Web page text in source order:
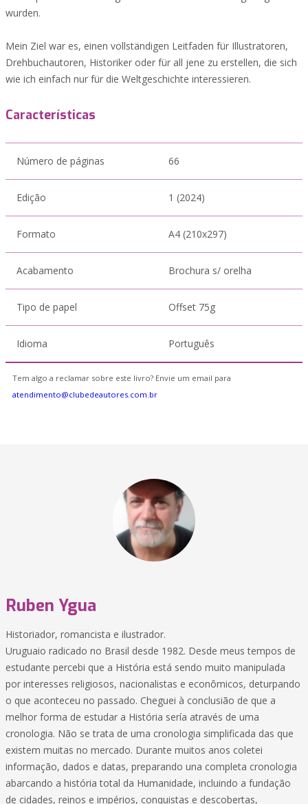
wurden.
Mein Ziel war es, einen vollständigen Leitfaden für Illustratoren,
Drehbuchautoren, Historiker oder für all jene zu erstellen, die sich
wie ich einfach nur für die Weltgeschichte interessieren.
Características
Número de páginas 66
Edição 1 (2024)
Formato A4 (210x297)
Acabamento Brochura s/ orelha
Tipo de papel Offset 75g
Idioma Português
Tem algo a reclamar sobre este livro? Envie um email para
atendimento@clubedeautores.com.br
Ruben Ygua
Historiador, romancista e ilustrador.
Uruguaio radicado no Brasil desde 1982. Desde meus tempos de
estudante percebi que a História está sendo muito manipulada
por interesses religiosos, nacionalistas e econômicos, deturpando
o que aconteceu no passado. Cheguei à conclusião de que a
melhor forma de estudar a História sería através de uma
cronologia. Não se trata de uma cronologia simplificada das que
existem muitas no mercado. Durante muitos anos coletei
informação, dados e datas, preparando una completa cronologia
abarcando a história total da Humanidade, incluindo a fundação
de cidades, reinos e impérios, conquistas e descobertas,